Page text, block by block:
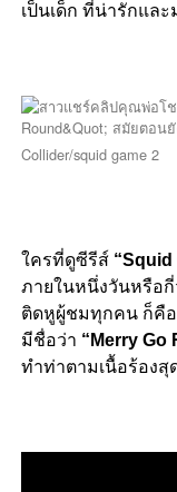
เป็นเด็ก ที่น่ารักแล
Collider/squid game 2
ใครที่ดูซีรีส์ “Squid
ภายในหนึ่งวันหรือ
ติดหูผู้ชมทุกคน ก็คื
มีชื่อว่า “Merry Go
ทำท่าตามเนื้อร้องสุ